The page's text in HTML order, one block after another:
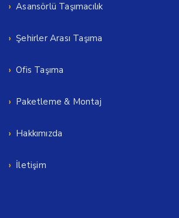
Asansörlü Taşımacılık
Şehirler Arası Taşıma
Ofis Taşıma
Paketleme & Montaj
Hakkımızda
İletişim